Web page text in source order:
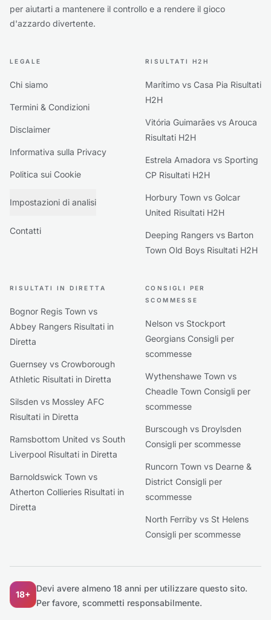
per aiutarti a mantenere il controllo e a rendere il gioco
d'azzardo divertente.
LEGALE
Chi siamo
Termini & Condizioni
Disclaimer
Informativa sulla Privacy
Politica sui Cookie
Impostazioni di analisi
Contatti
RISULTATI H2H
Marítimo vs Casa Pia Risultati
H2H
Vitória Guimarães vs Arouca
Risultati H2H
Estrela Amadora vs Sporting
CP Risultati H2H
Horbury Town vs Golcar
United Risultati H2H
Deeping Rangers vs Barton
Town Old Boys Risultati H2H
RISULTATI IN DIRETTA
Bognor Regis Town vs
Abbey Rangers Risultati in
Diretta
Guernsey vs Crowborough
Athletic Risultati in Diretta
Silsden vs Mossley AFC
Risultati in Diretta
Ramsbottom United vs South
Liverpool Risultati in Diretta
Barnoldswick Town vs
Atherton Collieries Risultati in
Diretta
CONSIGLI PER
SCOMMESSE
Nelson vs Stockport
Georgians Consigli per
scommesse
Wythenshawe Town vs
Cheadle Town Consigli per
scommesse
Burscough vs Droylsden
Consigli per scommesse
Runcorn Town vs Dearne &
District Consigli per
scommesse
North Ferriby vs St Helens
Consigli per scommesse
18+
Devi avere almeno 18 anni per utilizzare questo sito.
Per favore, scommetti responsabilmente.